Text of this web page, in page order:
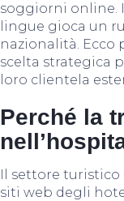
soggiorni online.
lingue gioca un
nazionalità. Ecco
scelta strategica
loro clientela
Perché la
Il settore turistico
siti web degli